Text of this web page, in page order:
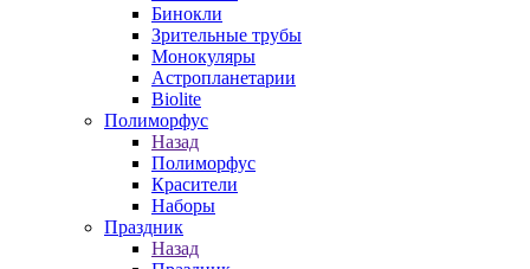
Бинокли
Зрительные трубы
Монокуляры
Астропланетарии
Biolite
Полиморфус
Назад
Полиморфус
Красители
Наборы
Праздник
Назад